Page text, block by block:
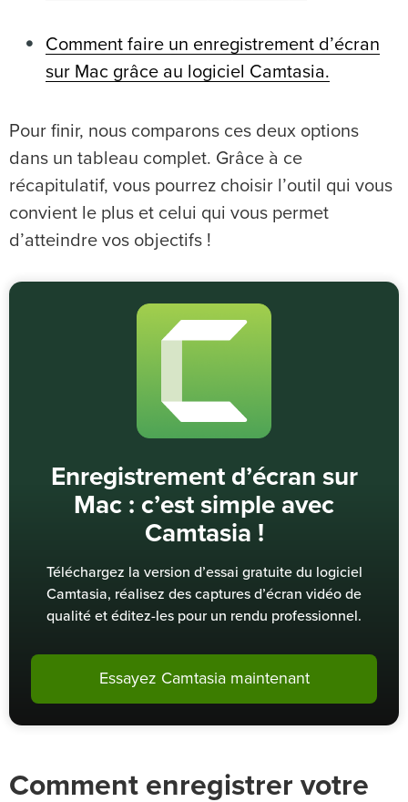
Comment faire un enregistrement d’écran
sur Mac grâce au logiciel Camtasia.
Pour finir, nous comparons ces deux options
dans un tableau complet. Grâce à ce
récapitulatif, vous pourrez choisir l’outil qui vous
convient le plus et celui qui vous permet
d’atteindre vos objectifs !
Enregistrement d’écran sur
Mac : c’est simple avec
Camtasia !
Téléchargez la version d’essai gratuite du logiciel
Camtasia, réalisez des captures d’écran vidéo de
qualité et éditez-les pour un rendu professionnel.
Essayez Camtasia maintenant
Comment enregistrer votre